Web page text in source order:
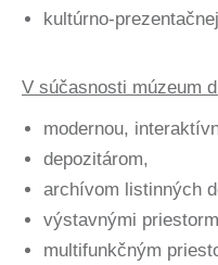
kultúrno-
V súčasnosti múzeum
modernou,
depozitárom,
archívom listinných
výstavnými
multifunkčným